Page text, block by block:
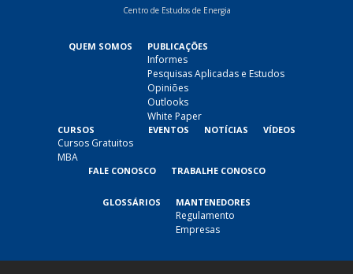
Centro de Estudos de Energia
QUEM SOMOS PUBLICAÇÕES
Informes
Pesquisas Aplicadas e Estudos
Opiniões
Outlooks
White Paper
CURSOS
Cursos Gratuitos
MBA
EVENTOS NOTÍCIAS VÍDEOS
FALE CONOSCO TRABALHE CONOSCO
GLOSSÁRIOS MANTENEDORES
Regulamento
Empresas